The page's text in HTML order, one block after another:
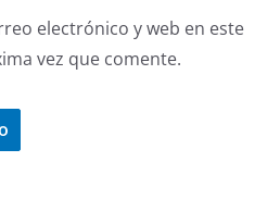
electrónico y web en este
vez que comente.